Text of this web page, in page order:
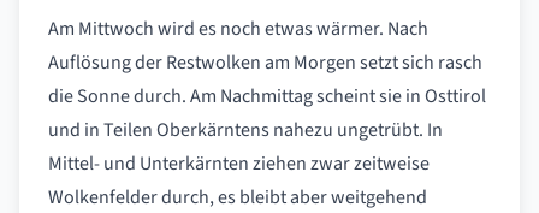
Am Mittwoch wird es noch etwas wärmer. Nach
Auflösung der Restwolken am Morgen setzt sich rasch
die Sonne durch. Am Nachmittag scheint sie in Osttirol
und in Teilen Oberkärntens nahezu ungetrübt. In
Mittel- und Unterkärnten ziehen zwar zeitweise
Wolkenfelder durch, es bleibt aber weitgehend